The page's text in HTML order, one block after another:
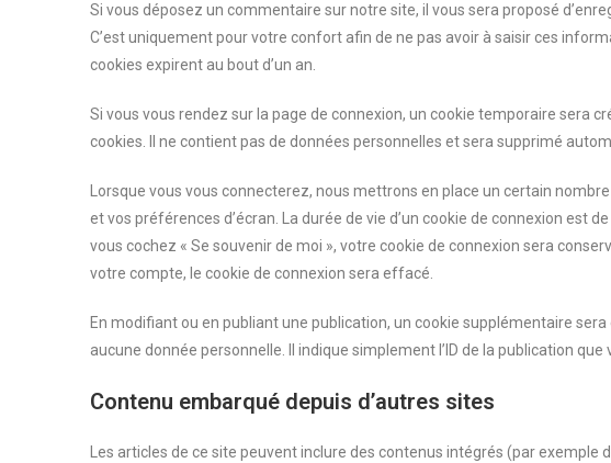
Si vous déposez un commentaire sur notre site, il vous sera proposé
C’est uniquement pour votre confort afin de ne pas avoir à saisir ces
cookies expirent au bout d’un an.
Si vous vous rendez sur la page de connexion, un cookie temporaire sera
cookies. Il ne contient pas de données personnelles et sera supprimé
Lorsque vous vous connecterez, nous mettrons en place un certain
et vos préférences d’écran. La durée de vie d’un cookie de connexion est
vous cochez « Se souvenir de moi », votre cookie de connexion sera
votre compte, le cookie de connexion sera effacé.
En modifiant ou en publiant une publication, un cookie supplémentaire
aucune donnée personnelle. Il indique simplement l’ID de la publication que
Contenu embarqué depuis d’autres sites
Les articles de ce site peuvent inclure des contenus intégrés (par